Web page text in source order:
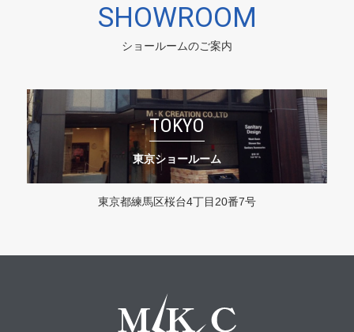
SHOWROOM
ショールームのご案内
TOKYO
東京ショールーム
東京都練馬区桜台4丁目20番7号